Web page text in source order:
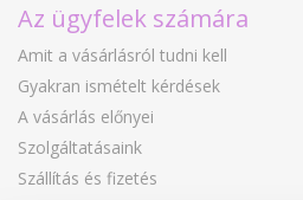
Az ügyfelek számára
Amit a vásárlásról tudni kell
Gyakran ismételt kérdések
A vásárlás előnyei
Szolgáltatásaink
Szállítás és fizetés